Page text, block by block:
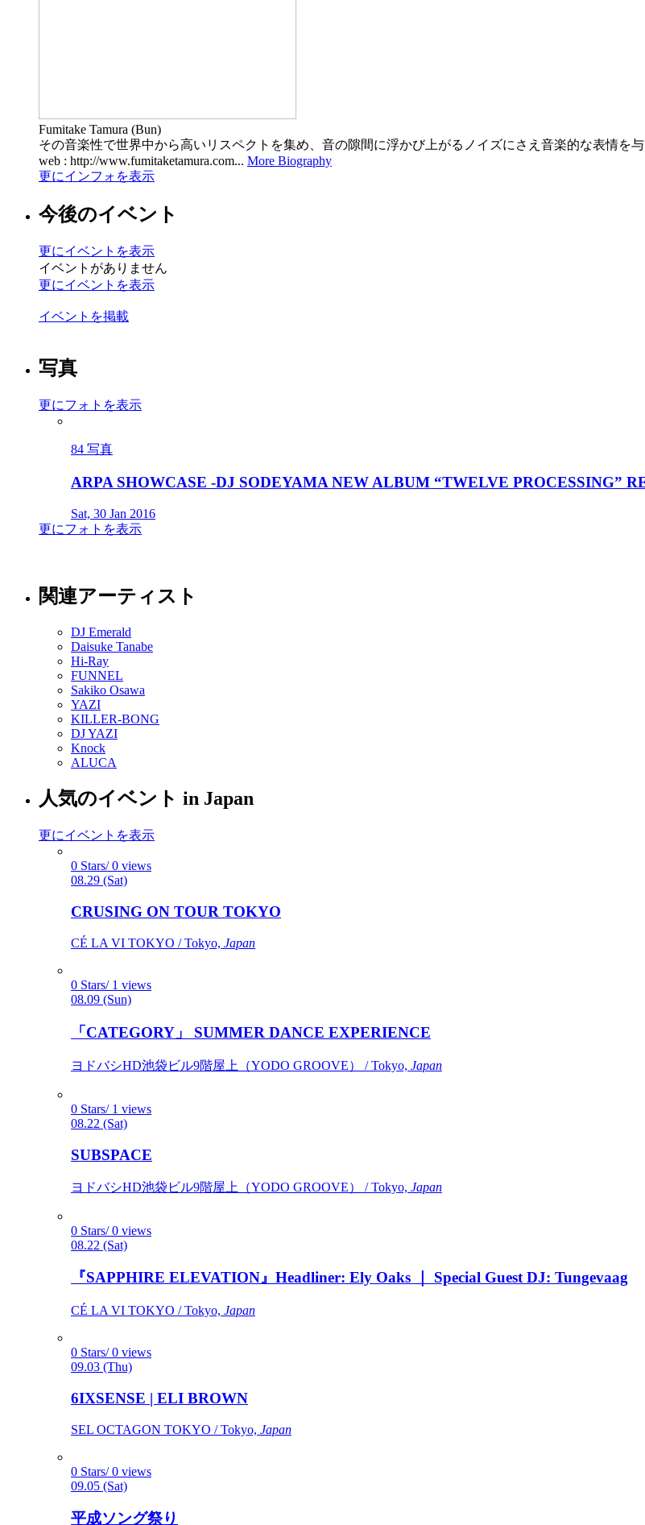
Fumitake Tamura (Bun)
その音楽性で世界中から高いリスペクトを集め、音の隙間に浮かび上がるノイズにさえ音楽的な表情を
web : http://www.fumitaketamura.com... More Biography
更にインフォを表示
今後のイベント
更にイベントを表示
イベントがありません
更にイベントを表示
イベントを掲載
写真
更にフォトを表示
84 写真
ARPA SHOWCASE -DJ SODEYAMA NEW ALBUM “TWELVE PROCESSING”
Sat, 30 Jan 2016
更にフォトを表示
関連アーティスト
DJ Emerald
Daisuke Tanabe
Hi-Ray
FUNNEL
Sakiko Osawa
YAZI
KILLER-BONG
DJ YAZI
Knock
ALUCA
人気のイベント in Japan
更にイベントを表示
0 Stars/ 0 views
08.29 (Sat)
CRUSING ON TOUR TOKYO
CÉ LA VI TOKYO / Tokyo, Japan
0 Stars/ 1 views
08.09 (Sun)
「CATEGORY」 SUMMER DANCE EXPERIENCE
ヨドバシHD池袋ビル9階屋上（YODO GROOVE） / Tokyo, Japan
0 Stars/ 1 views
08.22 (Sat)
SUBSPACE
ヨドバシHD池袋ビル9階屋上（YODO GROOVE） / Tokyo, Japan
0 Stars/ 0 views
08.22 (Sat)
『SAPPHIRE ELEVATION』Headliner: Ely Oaks ｜ Special Guest DJ: Tungevaag
CÉ LA VI TOKYO / Tokyo, Japan
0 Stars/ 0 views
09.03 (Thu)
6IXSENSE | ELI BROWN
SEL OCTAGON TOKYO / Tokyo, Japan
0 Stars/ 0 views
09.05 (Sat)
平成ソング祭り